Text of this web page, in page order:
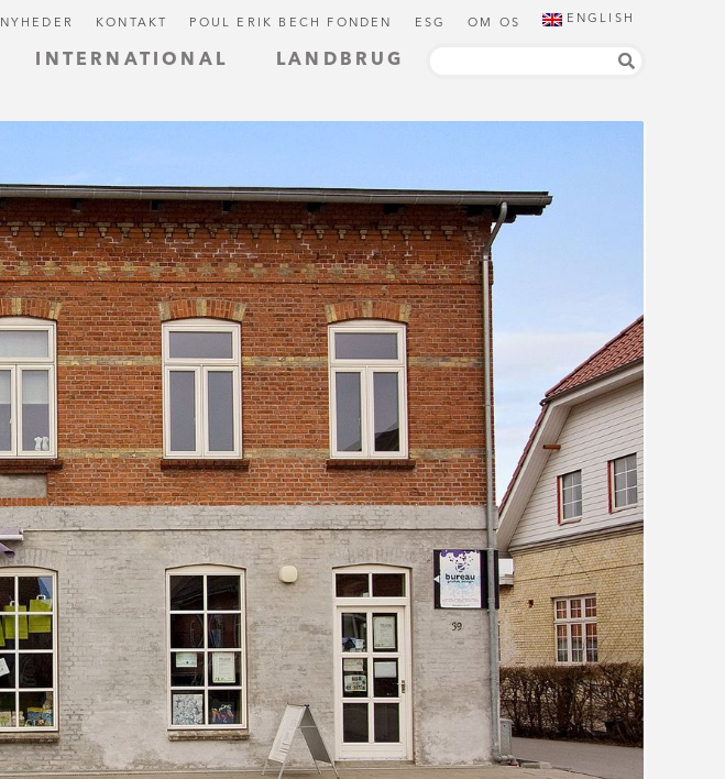
INTERNATIONAL LANDBRUG
NYHEDER KONTAKT POUL ERIK BECH FONDEN ESG OM OS ENGLISH